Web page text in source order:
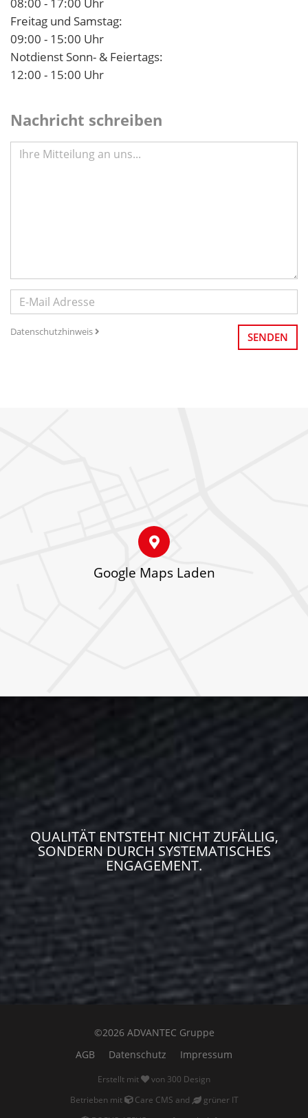
Freitag und Samstag:
09:00 - 15:00 Uhr
Notdienst Sonn- & Feiertags:
12:00 - 15:00 Uhr
Nachricht schreiben
Datenschutzhinweis SENDEN
Google Maps Laden
QUALITÄT ENTSTEHT NICHT ZUFÄLLIG,
SONDERN DURCH SYSTEMATISCHES
ENGAGEMENT.
©2026 ADVANTEC Gruppe
AGB
Datenschutz Impressum
Erstellt mit von 300 Design
Betrieben mit
Care CMS and
grüner IT